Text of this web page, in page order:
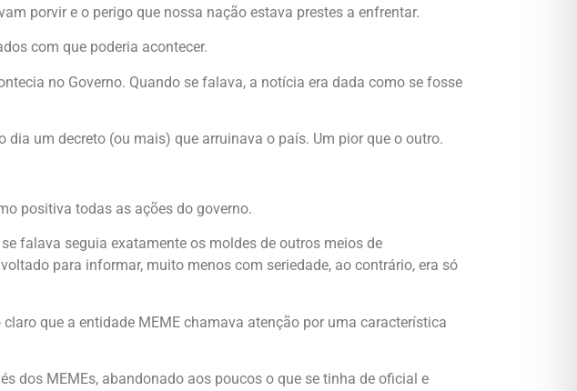
porvir e o perigo que nossa nação estava prestes a enfrentar.
com que poderia acontecer.
no Governo. Quando se falava, a notícia era dada como se fosse
dia um decreto (ou mais) que arruinava o país. Um pior que o outro.
positiva todas as ações do governo.
falava seguia exatamente os moldes de outros meios de
para informar, muito menos com seriedade, ao contrário, era só
que a entidade MEME chamava atenção por uma característica
dos MEMEs, abandonado aos poucos o que se tinha de oficial e